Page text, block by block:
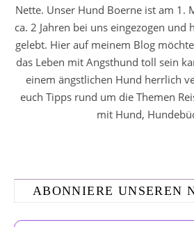
Nette. Unser Hund Boerne ist am 1.
ca. 2 Jahren bei uns eingezogen und
gelebt. Hier auf meinem Blog
das Leben mit Angsthund toll sein
einem ängstlichen Hund herrlich
euch Tipps rund um die Themen
mit Hund,
ABONNIERE UNSEREN